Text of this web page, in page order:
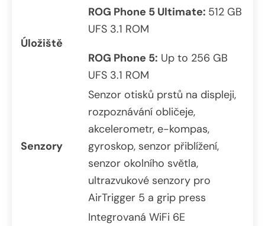
Úložiště
ROG Phone 5 Ultimate: 512 GB
UFS 3.1 ROM
ROG Phone 5: Up to 256 GB
UFS 3.1 ROM
Senzory
Senzor otisků prstů na displeji,
rozpoznávání obličeje,
akcelerometr, e-kompas,
gyroskop, senzor přiblížení,
senzor okolního světla,
ultrazvukové senzory pro
AirTrigger 5 a grip press
Integrovaná WiFi 6E